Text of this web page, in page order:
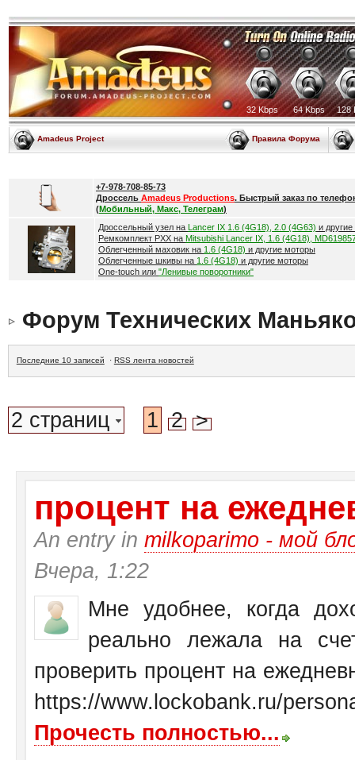
32 Kbps 64 Kbps 128
Amadeus Project Правила Форума
+7-978-708-85-73
Дроссель Amadeus Productions. Быстрый заказ по
(Мобильный, Макс, Телеграм)
Дроссельный узел на Lancer IX 1.6 (4G18), 2.0 (4G63) и
Ремкомплект РХХ на Mitsubishi Lancer IX, 1.6 (4G18),
Облегченный маховик на 1.6 (4G18) и другие моторы
Облегченные шкивы на 1.6 (4G18) и другие моторы
One-touch или "Ленивые поворотники"
Форум Технических
Последние 10 записей · RSS лента новостей
2 страниц 1 2 >
процент на
An entry in milkoparimo - мой
Вчера, 1:22
Мне удобнее, когда
реально лежала на
проверить процент на
https://www.lockobank.ru/
Прочесть полностью...